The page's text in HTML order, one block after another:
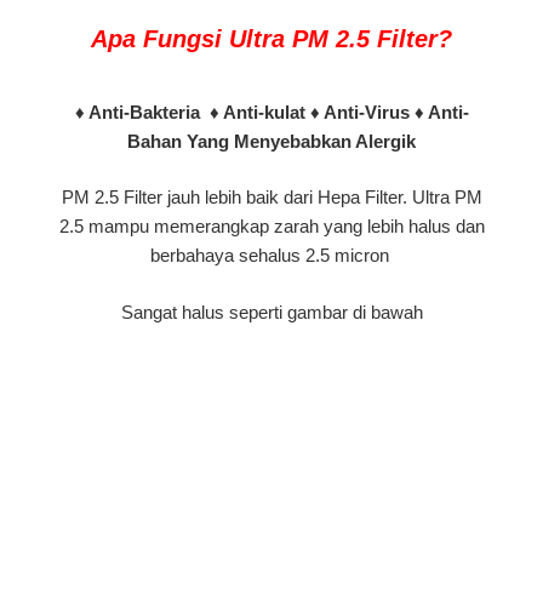
Apa Fungsi Ultra PM 2.5 Filter?
♦ Anti-Bakteria ♦ Anti-kulat ♦ Anti-Virus ♦ Anti-
Bahan Yang Menyebabkan Alergik
PM 2.5 Filter jauh lebih baik dari Hepa Filter. Ultra PM
2.5 mampu memerangkap zarah yang lebih halus dan
berbahaya sehalus 2.5 micron
Sangat halus seperti gambar di bawah